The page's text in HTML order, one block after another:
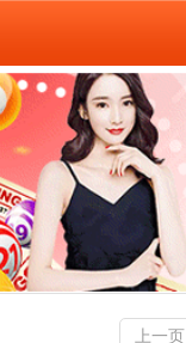
上一页